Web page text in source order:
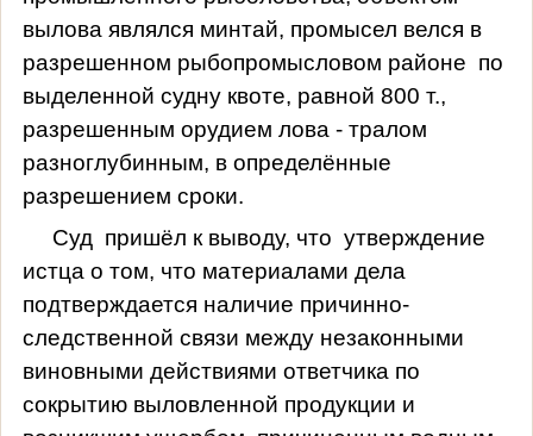
вылова являлся минтай, промысел велся в
разрешенном рыбопромысловом районе по
выделенной судну квоте, равной 800 т.,
разрешенным орудием лова - тралом
разноглубинным, в определённые
разрешением сроки.
Суд пришёл к выводу, что утверждение
истца о том, что материалами дела
подтверждается наличие причинно-
следственной связи между незаконными
виновными действиями ответчика по
сокрытию выловленной продукции и